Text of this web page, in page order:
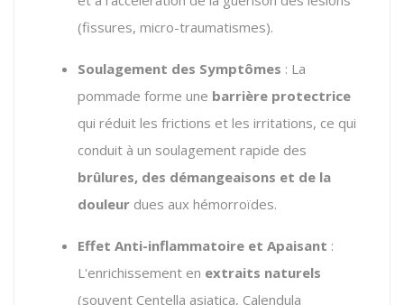
(fissures, micro-traumatismes).
Soulagement des Symptômes : La
pommade forme une barrière protectrice
qui réduit les frictions et les irritations, ce qui
conduit à un soulagement rapide des
brûlures, des démangeaisons et de la
douleur dues aux hémorroïdes.
Effet Anti-inflammatoire et Apaisant :
L'enrichissement en extraits naturels
(souvent Centella asiatica, Calendula